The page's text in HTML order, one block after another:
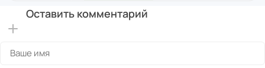
Оставить комментарий